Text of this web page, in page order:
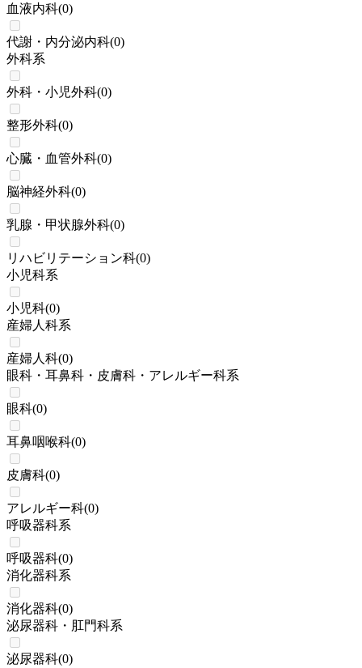
血液内科(0)
代謝・内分泌内科(0)
外科系
外科・小児外科(0)
整形外科(0)
心臓・血管外科(0)
脳神経外科(0)
乳腺・甲状腺外科(0)
リハビリテーション科(0)
小児科系
小児科(0)
産婦人科系
産婦人科(0)
眼科・耳鼻科・皮膚科・アレルギー科系
眼科(0)
耳鼻咽喉科(0)
皮膚科(0)
アレルギー科(0)
呼吸器科系
呼吸器科(0)
消化器科系
消化器科(0)
泌尿器科・肛門科系
泌尿器科(0)